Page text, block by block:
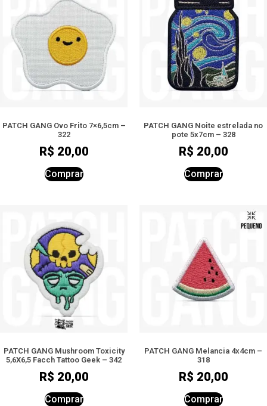
PATCH GANG Ovo Frito 7×6,5cm –
322
R$ 20,00
Comprar
PATCH GANG Noite estrelada no
pote 5x7cm – 328
R$ 20,00
Comprar
PATCH GANG Mushroom Toxicity
5,6X6,5 Facch Tattoo Geek – 342
R$ 20,00
Comprar
PATCH GANG Melancia 4x4cm –
318
R$ 20,00
Comprar